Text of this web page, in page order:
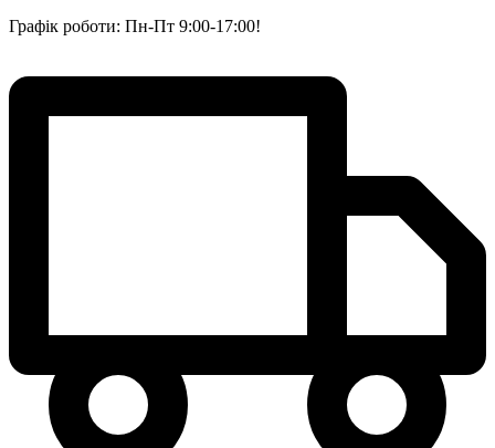
Графік роботи: Пн-Пт 9:00-17:00!